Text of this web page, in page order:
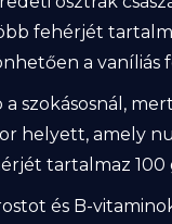
fehérjét
a
szokásosnál,
helyett, amely
tartalmaz
és B-